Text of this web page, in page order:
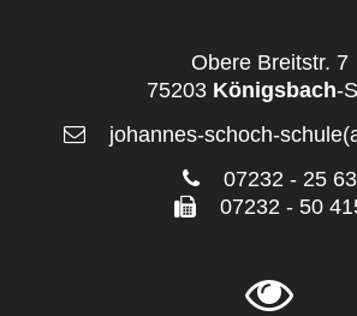
Obere Breitstr. 7
75203 Königsbach-
johannes-schoch-
07232 - 25 63
07232 - 50